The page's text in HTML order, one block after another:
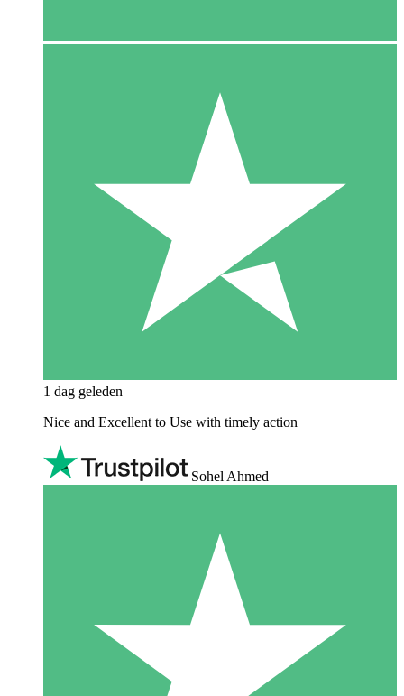
1 dag geleden
Nice and Excellent to Use with timely action
Sohel Ahmed